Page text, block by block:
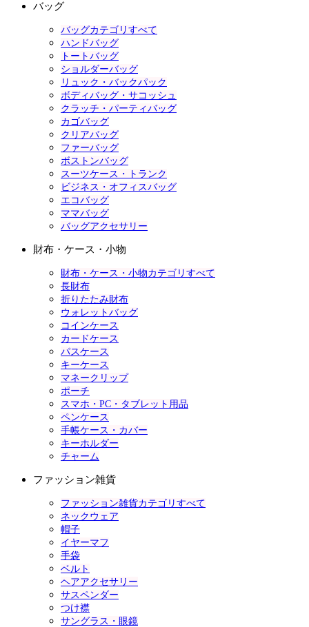
バッグ
バッグカテゴリすべて
ハンドバッグ
トートバッグ
ショルダーバッグ
リュック・バックパック
ボディバッグ・サコッシュ
クラッチ・パーティバッグ
カゴバッグ
クリアバッグ
ファーバッグ
ボストンバッグ
スーツケース・トランク
ビジネス・オフィスバッグ
エコバッグ
ママバッグ
バッグアクセサリー
財布・ケース・小物
財布・ケース・小物カテゴリすべて
長財布
折りたたみ財布
ウォレットバッグ
コインケース
カードケース
パスケース
キーケース
マネークリップ
ポーチ
スマホ・PC・タブレット用品
ペンケース
手帳ケース・カバー
キーホルダー
チャーム
ファッション雑貨
ファッション雑貨カテゴリすべて
ネックウェア
帽子
イヤーマフ
手袋
ベルト
ヘアアクセサリー
サスペンダー
つけ襟
サングラス・眼鏡